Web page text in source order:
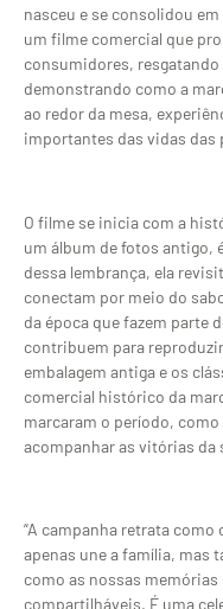
nasceu e se consolidou
um filme comercial que
consumidores,
demonstrando como a
ao redor da mesa,
importantes das vidas das
O filme se inicia com a
um álbum de fotos antigo,
dessa lembrança, ela
conectam por meio do
da época que fazem parte
contribuem para
embalagem antiga e os
comercial histórico da
marcaram o período,
acompanhar as vitórias da
“A campanha retrata
apenas une a família, mas
como as nossas
compartilháveis. É uma